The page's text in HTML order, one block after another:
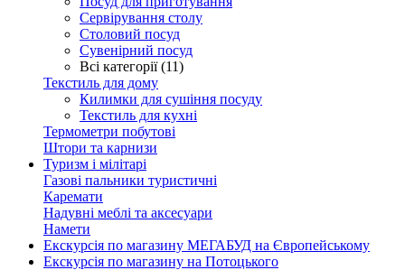
Сервірування столу
Столовий посуд
Сувенірний посуд
Всі категорії (11)
Текстиль для дому
Килимки для сушіння посуду
Текстиль для кухні
Термометри побутові
Штори та карнизи
Туризм і мілітарі
Газові пальники туристичні
Каремати
Надувні меблі та аксесуари
Намети
Екскурсія по магазину МЕГАБУД на Європейському
Екскурсія по магазину на Потоцького